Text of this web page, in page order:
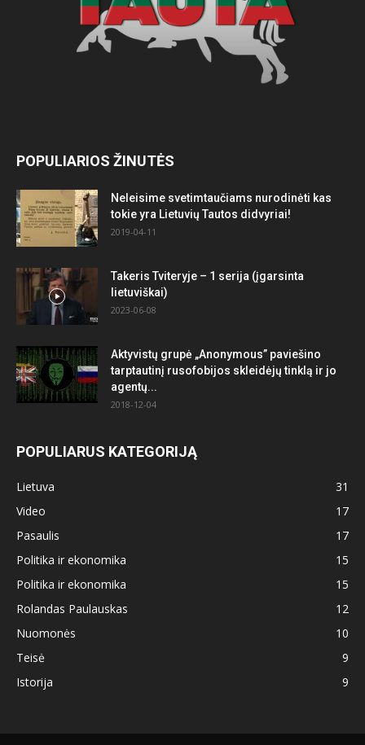
POPULIARIOS ŽINUTĖS
Neleisime svetimtaučiams nurodinėti kas
tokie yra Lietuvių Tautos didvyriai!
2019-04-11
Takeris Tviteryje – 1 serija (įgarsinta
lietuviškai)
2023-06-08
Aktyvistų grupė „Anonymous” paviešino
tarptautinį rusofobijos skleidėjų tinklą ir jo
agentų...
2018-12-04
POPULIARUS KATEGORIJĄ
Lietuva
31
Video
17
Pasaulis
17
Politika ir ekonomika
15
Politika ir ekonomika
15
Rolandas Paulauskas
12
Nuomonės
10
Teisė
9
Istorija
9